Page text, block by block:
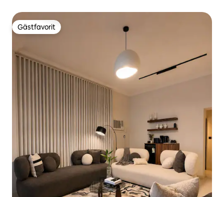
Gästfavorit
Gästfavorit